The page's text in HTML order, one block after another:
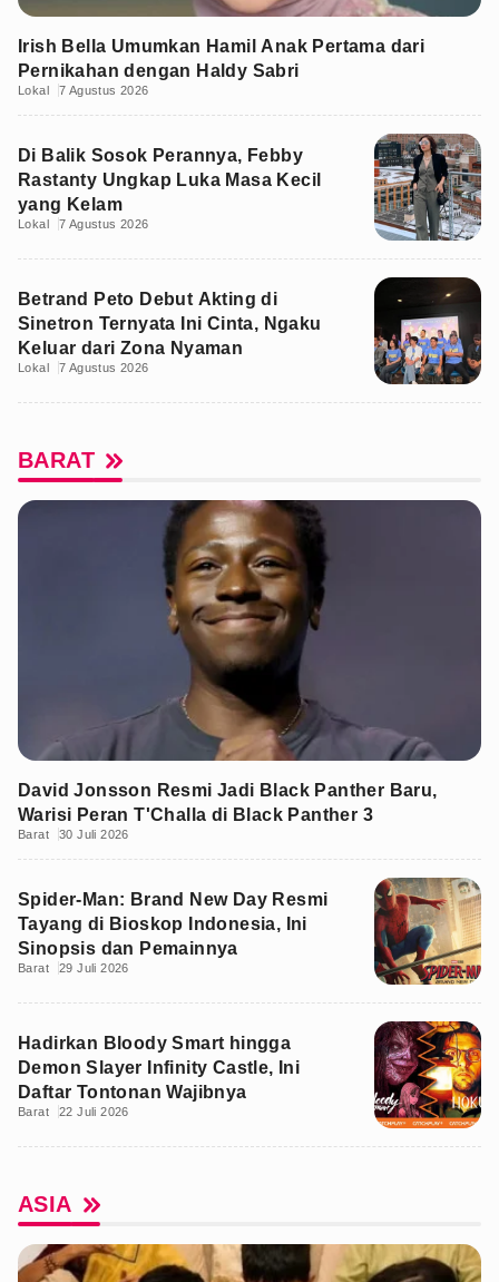
Irish Bella Umumkan Hamil Anak Pertama dari
Pernikahan dengan Haldy Sabri
Lokal 7 Agustus 2026
Di Balik Sosok Perannya, Febby
Rastanty Ungkap Luka Masa Kecil
yang Kelam
Lokal 7 Agustus 2026
Betrand Peto Debut Akting di
Sinetron Ternyata Ini Cinta, Ngaku
Keluar dari Zona Nyaman
Lokal 7 Agustus 2026
BARAT
David Jonsson Resmi Jadi Black Panther Baru,
Warisi Peran T'Challa di Black Panther 3
Barat 30 Juli 2026
Spider-Man: Brand New Day Resmi
Tayang di Bioskop Indonesia, Ini
Sinopsis dan Pemainnya
Barat 29 Juli 2026
Hadirkan Bloody Smart hingga
Demon Slayer Infinity Castle, Ini
Daftar Tontonan Wajibnya
Barat 22 Juli 2026
ASIA